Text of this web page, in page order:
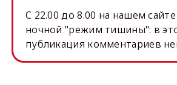
C 22.00 до 8.00 на нашем
ночной "режим тишины": в
публикация комментариев